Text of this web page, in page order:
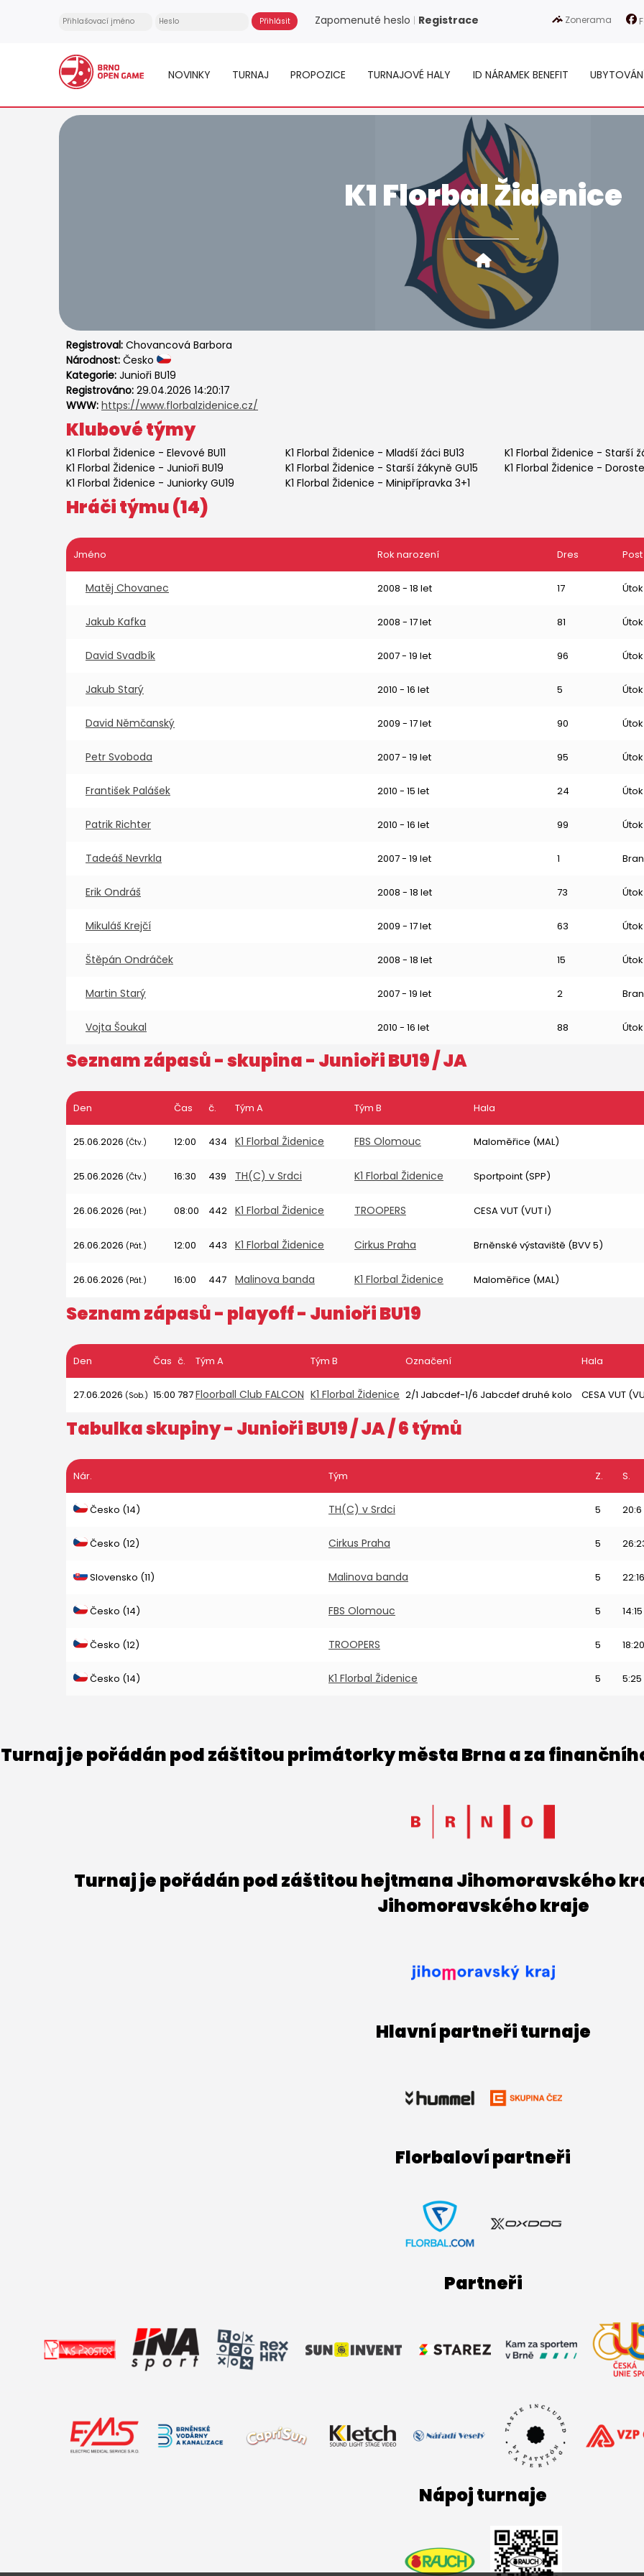
Zapomenuté heslo | Registrace Zonerama
NOVINKY TURNAJ PROPOZICE TURNAJOVÉ HALY ID NÁRAMEK BENEFIT
K1 Florbal Židenice
Registroval: Chovancová Barbora
Národnost: Česko
Kategorie: Junioři BU19
Registrováno: 29.04.2026 14:20:17
WWW: https://www.florbalzidenice.cz/
Klubové týmy
K1 Florbal Židenice - Elevové BU11 K1 Florbal Židenice - Mladší žáci BU13 K1 Florbal Židenice - Starší
K1 Florbal Židenice - Junioři BU19 K1 Florbal Židenice - Starší žákyně GU15 K1 Florbal Židenice -
K1 Florbal Židenice - Juniorky GU19 K1 Florbal Židenice - Minipřípravka 3+1
Hráči týmu (14)
Jméno Rok narození Dres Post
Matěj Chovanec 2008 - 18 let 17 Útok
Jakub Kafka 2008 - 17 let 81 Útok
David Svadbík 2007 - 19 let 96 Útok
Jakub Starý 2010 - 16 let 5 Útok
David Němčanský 2009 - 17 let 90 Útok
Petr Svoboda 2007 - 19 let 95 Útok
František Palášek 2010 - 15 let 24 Útok
Patrik Richter 2010 - 16 let 99 Útok
Tadeáš Nevrkla 2007 - 19 let 1
Erik Ondráš 2008 - 18 let 73 Útok
Mikuláš Krejčí 2009 - 17 let 63 Útok
Štěpán Ondráček 2008 - 18 let 15 Útok
Martin Starý 2007 - 19 let 2
Vojta Šoukal 2010 - 16 let 88 Útok
Seznam zápasů - skupina - Junioři BU19/ JA
Den Čas č. Tým A Tým B Hala
25.06.2026 (Čtv.) 12:00 434 K1 Florbal Židenice FBS Olomouc Maloměřice (MAL)
25.06.2026 (Čtv.) 16:30 439 TH(C) v Srdci K1 Florbal Židenice Sportpoint (SPP)
26.06.2026 (Pát.) 08:00 442 K1 Florbal Židenice TROOPERS CESA VUT (VUT I)
26.06.2026 (Pát.) 12:00 443 K1 Florbal Židenice Cirkus Praha Brněnské výstaviště (BVV 5)
26.06.2026 (Pát.) 16:00 447 Malinova banda K1 Florbal Židenice Maloměřice (MAL)
Seznam zápasů - playoff - Junioři BU19
Den Čas č. Tým A Tým B Označení Hala
27.06.2026 (Sob.) 15:00 787Floorball Club FALCON K1 Florbal Židenice 2/1 Jabcdef-1/6 Jabcdef druhé kolo CESA VUT
Tabulka skupiny - Junioři BU19/ JA / 6 týmů
Nár. Tým Z. S.
Česko (14) TH(C) v Srdci 5 20:6
Česko (12) Cirkus Praha 5
Slovensko (11) Malinova banda 5 22:16
Česko (14) FBS Olomouc 5 14:15
Česko (12) TROOPERS 5 18:20
Česko (14) K1 Florbal Židenice 5 5:25
Turnaj je pořádán pod záštitou primátorky města Brna a za
Turnaj je pořádán pod záštitou hejtmana Jihomoravského
Jihomoravského kraje
Hlavní partneři turnaje
Florbaloví partneři
Partneři
Nápoj turnaje